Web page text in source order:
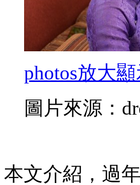
photos放大
圖片來源：
本文介紹，過